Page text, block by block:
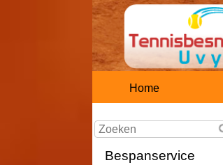
Home
Bespanservice